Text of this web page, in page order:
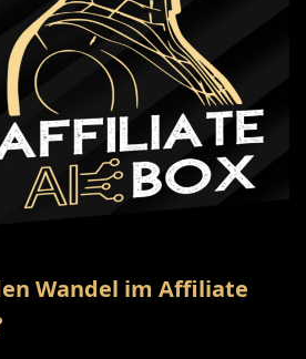
Wandel im Affiliate